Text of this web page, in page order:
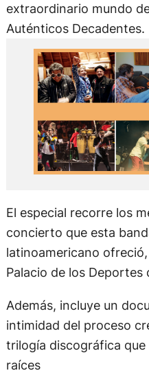
extraordinario mundo
Auténticos Decadentes.
El especial recorre los
concierto que esta
latinoamericano
Palacio de los Deportes
Además, incluye un
intimidad del proceso
trilogía discográfica que
raíces